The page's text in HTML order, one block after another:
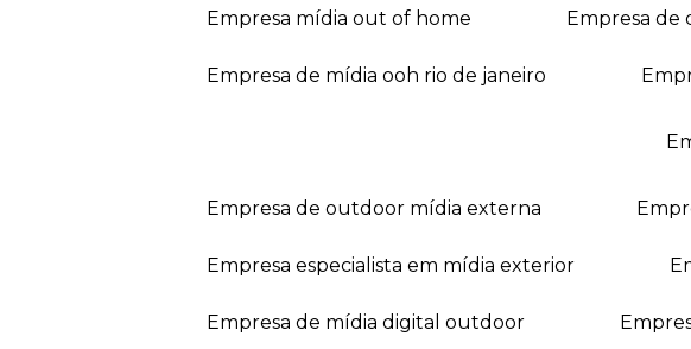
empresa mídia out of home empresa
empresa de mídia ooh rio de janeiro
empresa de outdoor mídia externa
empresa especialista em mídia exterior
empresa de mídia digital outdoor